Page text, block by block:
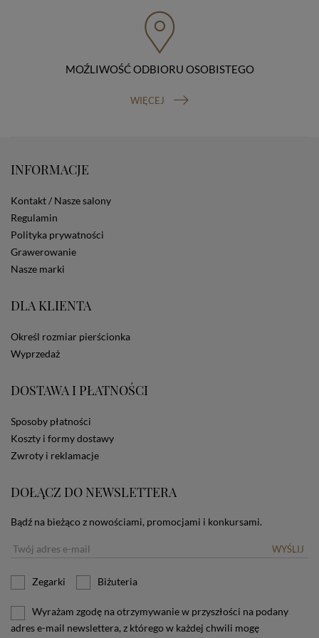
organu nadzorczego (Prezesa Urzędu Ochrony Danych
Osobowych, ul. Stawki 2, 00-193 Warszawa) oraz
prawo do cofnięcia zgody na przetwarzanie danych
osobowych (masz prawo cofnięcia zgody na
przetwarzanie danych w dowolnym momencie;
przetwarzania, którego dokonano na podstawie Twojej
zgody przed jej cofnięciem). W celu wykonania swoich
nie podasz danych, nie będziesz mógł przeglądać
zawartości naszej strony
Zautomatyzowane podejmowanie decyzji
Na stronie Sklepu są wykorzystywane pliki cookies.
Stosowane są one w celach zapewnienia maksymalnej
wygody wszystkich użytkowników (w tym Kupujących)
przy korzystaniu ze Sklepu (zapamiętywanie
preferencji i ustawień na stronie, zbieranie
anonimowych danych dla celów reklamowych i
portale społecznościowe, np. Facebook). Korzystanie
dotyczących cookies oznacza, że będą one
zamieszczane w urządzeniu końcowym każdego
użytkownika. Jeżeli użytkownik nie wyraża zgody na
ustawienia swojej przeglądarki.
informacji o plikach cookies.
MOŹLIWOŚĆ ODBIORU OSOBISTEGO
WIĘCEJ
INFORMACJE
Kontakt / Nasze salony
Regulamin
Polityka prywatności
Grawerowanie
Nasze marki
DLA KLIENTA
Określ rozmiar pierścionka
Wyprzedaż
DOSTAWA I PŁATNOŚCI
Sposoby płatności
Koszty i formy dostawy
Zwroty i reklamacje
DOŁĄCZ DO NEWSLETTERA
Bądź na bieżąco z nowościami, promocjami i konkursami.
WYŚLIJ
Zegarki Biżuteria
Wyrażam zgodę na otrzymywanie w przyszłości na podany
adres e-mail newslettera, z którego w każdej chwili mogę